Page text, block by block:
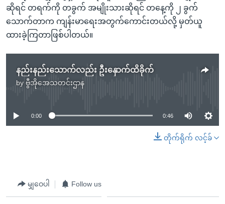
ဆိုရင် တရက်ကို တခွက် အမျိုးသားဆိုရင် တနေ့ကို ၂ ခွက်
သောက်တာက ကျန်းမာရေးအတွက်ကောင်းတယ်လို့ မှတ်ယူ
ထားခဲ့ကြတာဖြစ်ပါတယ်။
နည်းနည်းသောက်လည်း ဦးနှောက်ထိခိုက်
by ဗွီအိုအေသတင်းဌာန
No media source currently available
0:00 0:46
တိုက်ရိုက် လင့်ခ်
မျှဝေပါ Follow us